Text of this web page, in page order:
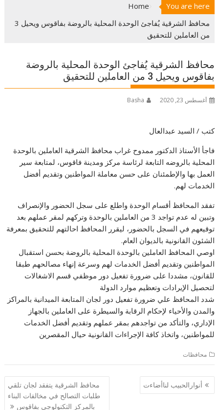
You are here
Home
محافظ الشرقية يُفاجئ الوحدة المحلية بالروضة بفاقوس ويحيل 3
من العاملين للتحقيق
محافظ الشرقية يُفاجئ الوحدة المحلية بالروضة
بفاقوس ويحيل 3 من العاملين للتحقيق
أغسطس 23, 2020 Basha
كتب / السيد عبدالعال
فاجأ الأستاذ الدكتور ممدوح غراب محافظ الشرقية العاملين بالوحدة
المحلية بالروضه التابعة لرئاسة مركز ومدينة فاقوس، لمتابعة سير
العمل بها والإطمئنان على حسن معاملة المواطنين وتقديم أفضل
الخدمات لهم.
تفقد المحافظ أقسام الوحدة واطلع على سجل الحضور والإنصراف
وتبين له عدم تواجد 3 من العاملين بالوحدة وتركهم لمقر عملهم بعد
توقيعهم في السجل بالحضور، ليقرر المحافظ احالتهم للتحقيق بمعرفة
الشئون القانونية بالديوان العام.
اوصي المحافظ العاملين بالوحدة المحلية بالروضة بحسن استقبال
المواطنين وتقديم أفضل الخدمات لهم وسرعة إنهاء مصالحهم طبقا
للقانون، مشددا على ضرورة تفعيل دور موظفي قسم الاشغالات
لتحصيل الإيرادات وتعظيم موارد الدولة
شدد المحافظ علي ضرورة تفعيل دور لجان المتابعة الميدانية بالمراكز
والمدن والأحياء لإحكام الرقابة والسيطرة على العاملين بالجهاز
الإداري، والتأكد من تواجدهم بمقر عملهم وتقديم أفضل الخدمات
للمواطنين، واتخاذ كافة الإجراءات القانونية حيال المقصرين
محافظات
تصفّح
المقالات
أنوارالحبيب لناأضاءت
محافظ الشرقية يتفقد لجان تلقي
طلبات التصالح في مخالفات البناء
بالمركز التكنولوجي بفاقوس